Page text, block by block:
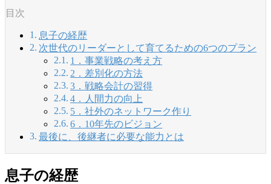
目次
息子の経歴
次世代のリーダーとして育てるための6つのプラン
1．事業戦略の考え方
2．差別化の方法
3．戦略会計の習得
4．人間力の向上
5．社外のネットワーク作り
6．10年先のビジョン
最後に、後継者に必要な能力とは
息子の経歴